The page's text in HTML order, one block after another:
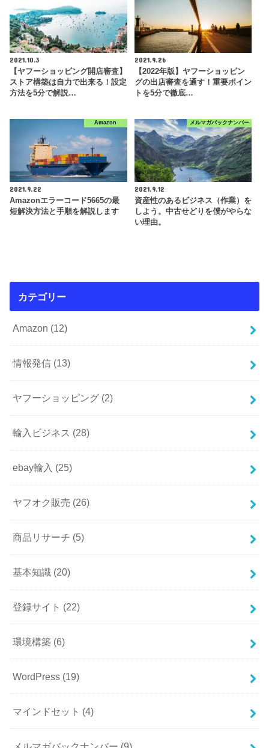
2021.10.3
【ヤフーショッピング開店審査】
ストア構築は自力で出来る！設定
方法を5分で解説…
2021.9.26
【2022年版】ヤフーショッピン
グの出店審査を通す！重要ポイン
トを5分で徹底…
Amazon
2021.9.22
Amazonエラーコード5665の最
短解決方法と手順を解説します
メルマガバックナンバー
2021.9.12
資産性のあるビジネス（作業）を
しよう。中古せどりを僕がやらな
い理由。
カテゴリー
Amazon (12)
情報発信 (13)
ヤフーショッピング (2)
輸入ビジネス (28)
ebay輸入 (25)
ヤフオク販売 (26)
商品リサーチ (5)
基本知識 (20)
登録サイト (22)
環境構築 (6)
WordPress (19)
マインドセット (4)